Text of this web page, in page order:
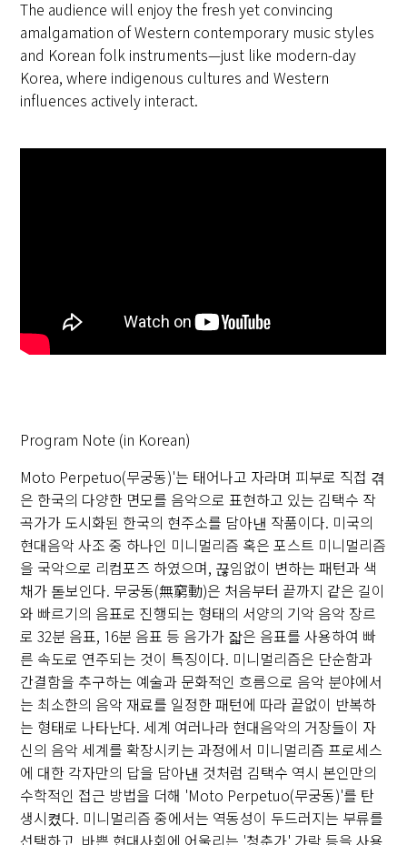
The audience will enjoy the fresh yet convincing
amalgamation of Western contemporary music styles
and Korean folk instruments—just like modern-day
Korea, where indigenous cultures and Western
influences actively interact.
Program Note (in Korean)
Moto Perpetuo(무궁동)'는 태어나고 자라며 피부로 직접 겪
은 한국의 다양한 면모를 음악으로 표현하고 있는 김택수 작
곡가가 도시화된 한국의 현주소를 담아낸 작품이다. 미국의
현대음악 사조 중 하나인 미니멀리즘 혹은 포스트 미니멀리즘
을 국악으로 리컴포즈 하였으며, 끊임없이 변하는 패턴과 색
채가 돋보인다. 무궁동(無窮動)은 처음부터 끝까지 같은 길이
와 빠르기의 음표로 진행되는 형태의 서양의 기악 음악 장르
로 32분 음표, 16분 음표 등 음가가 잛은 음표를 사용하여 빠
른 속도로 연주되는 것이 특징이다. 미니멀리즘은 단순함과
간결함을 추구하는 예술과 문화적인 흐름으로 음악 분야에서
는 최소한의 음악 재료를 일정한 패턴에 따라 끝없이 반복하
는 형태로 나타난다. 세계 여러나라 현대음악의 거장들이 자
신의 음악 세계를 확장시키는 과정에서 미니멀리즘 프로세스
에 대한 각자만의 답을 담아낸 것처럼 김택수 역시 본인만의
수학적인 접근 방법을 더해 'Moto Perpetuo(무궁동)'를 탄
생시켰다. 미니멀리즘 중에서는 역동성이 두드러지는 부류를
선택하고, 바쁜 현대사회에 어울리는 '청춘가' 가락 등을 사용